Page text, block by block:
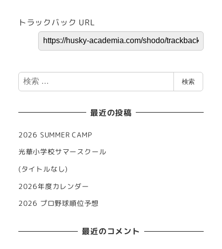
トラックバック URL
検
索
検索
最近の投稿
2026 SUMMER CAMP
光華小学校サマースクール
(タイトルなし)
2026年度カレンダー
2026 プロ野球順位予想
最近のコメント